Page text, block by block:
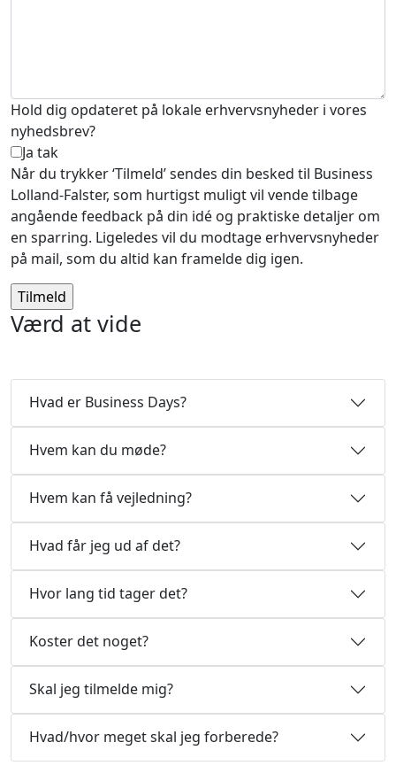
Hold dig opdateret på lokale erhvervsnyheder i vores
nyhedsbrev?
Ja tak
Når du trykker ‘Tilmeld’ sendes din besked til Business
Lolland-Falster, som hurtigst muligt vil vende tilbage
angående feedback på din idé og praktiske detaljer om
en sparring. Ligeledes vil du modtage erhvervsnyheder
på mail, som du altid kan framelde dig igen.
Værd at vide
Hvad er Business Days?
Hvem kan du møde?
Hvem kan få vejledning?
Hvad får jeg ud af det?
Hvor lang tid tager det?
Koster det noget?
Skal jeg tilmelde mig?
Hvad/hvor meget skal jeg forberede?